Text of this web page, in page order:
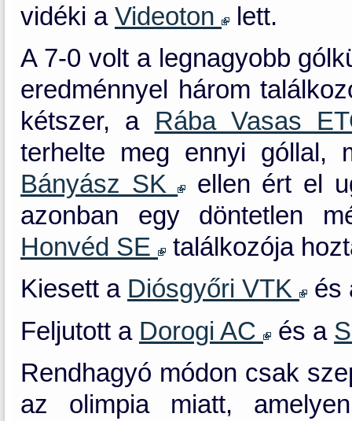
vidéki a Videoton
lett.
A 7-0 volt a legnagyobb
eredménnyel három
kétszer, a Rába Vasas
terhelte meg ennyi
Bányász SK
ellen ért el
azonban egy döntetlen
Honvéd SE
találkozója
Kiesett a Diósgyőri VTK
és
Feljutott a Dorogi AC és a
Rendhagyó módon csak
az olimpia miatt,